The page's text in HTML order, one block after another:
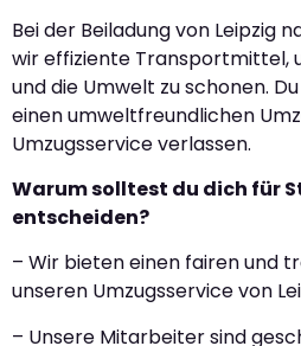
Bei der Beiladung von Leipzig
wir effiziente Transportmittel,
und die Umwelt zu schonen.
einen umweltfreundlichen
Umzugsservice verlassen.
Warum solltest du dich für
entscheiden?
– Wir bieten einen fairen und
unseren Umzugsservice von
– Unsere Mitarbeiter sind